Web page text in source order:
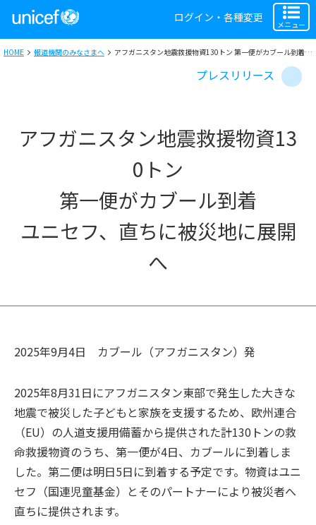
ログイン・各種変更
メニュー
HOME 報道機関のみなさまへ アフガニスタン地震救援物資130トン 第一便がカブール到着 ユニセフ、直ちに被災地に展開へ
プレスリリース
アフガニスタン地震救援物資13
0トン
第一便がカブール到着
ユニセフ、直ちに被災地に展開
へ
2025年9月4日 カブール（アフガニスタン） 発
2025年8月31日にアフガニスタン東部で発生した大きな
地震で被災した子どもと家族を支援するため、欧州連合
（EU）の人道支援用備蓄から提供された計130トンの救
命救援物資のうち、第一便が4日、カブールに到着しま
した。第二便は明日5日に到着する予定です。物資はユニ
セフ（国連児童基金）とそのパートナーにより被災者へ
直ちに提供されます。